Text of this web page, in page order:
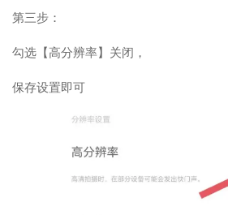
第三步：
勾选【高分辨率】关闭，
保存设置即可